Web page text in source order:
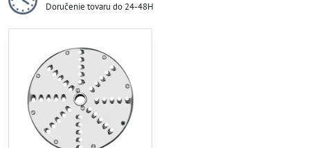
Doručenie tovaru do 24-48H